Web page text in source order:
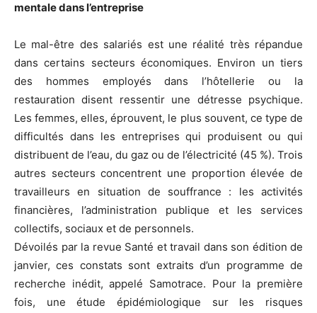
mentale dans l’entreprise
Le mal-être des salariés est une réalité très répandue
dans certains secteurs économiques. Environ un tiers
des hommes employés dans l’hôtellerie ou la
restauration disent ressentir une détresse psychique.
Les femmes, elles, éprouvent, le plus souvent, ce type de
difficultés dans les entreprises qui produisent ou qui
distribuent de l’eau, du gaz ou de l’électricité (45 %). Trois
autres secteurs concentrent une proportion élevée de
travailleurs en situation de souffrance : les activités
financières, l’administration publique et les services
collectifs, sociaux et de personnels.
Dévoilés par la revue Santé et travail dans son édition de
janvier, ces constats sont extraits d’un programme de
recherche inédit, appelé Samotrace. Pour la première
fois, une étude épidémiologique sur les risques